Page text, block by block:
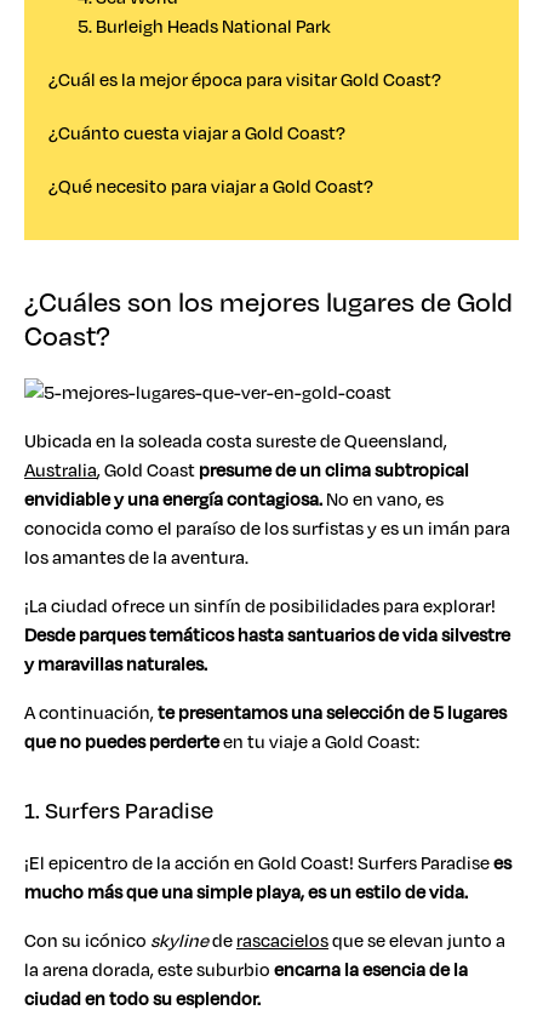
5. Burleigh Heads National Park
¿Cuál es la mejor época para visitar Gold Coast?
¿Cuánto cuesta viajar a Gold Coast?
¿Qué necesito para viajar a Gold Coast?
¿Cuáles son los mejores lugares de Gold
Coast?
Ubicada en la soleada costa sureste de Queensland,
Australia, Gold Coastpresume de un clima subtropical
envidiable y una energía contagiosa.No en vano, es
conocida como el paraíso de los surfistas y es un imán para
los amantes de la aventura.
¡La ciudad ofrece un sinfín de posibilidades para explorar!
Desde parques temáticos hasta santuarios de vida silvestre
y maravillas naturales.
A continuación,te presentamos una selección de 5 lugares
que no puedes perderteen tu viaje a Gold Coast:
1. Surfers Paradise
¡El epicentro de la acción en Gold Coast! Surfers Paradisees
mucho más que una simple playa, es un estilo de vida.
Con su icónico skylinederascacielosque se elevan junto a
la arena dorada, este suburbioencarna la esencia de la
ciudad en todo su esplendor.